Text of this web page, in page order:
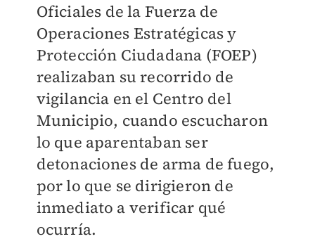
Oficiales de la Fuerza de
Operaciones Estratégicas y
Protección Ciudadana (FOEP)
realizaban su recorrido de
vigilancia en el Centro del
Municipio, cuando escucharon
lo que aparentaban ser
detonaciones de arma de fuego,
por lo que se dirigieron de
inmediato a verificar qué
ocurría.